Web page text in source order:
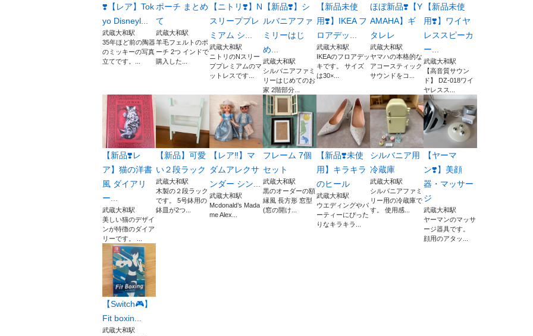
❣️【レア】Tok
yo Disneyl...
武蔵大和駅
35年ほど前の陶器
のミッキーの写真
立てです。...
ポーチ まとめ
て
武蔵大和駅
羊毛フェルトのポ
ーチ 2つ インドで
購入した...
【ニトリ❣️】N
スリーププレ
ミアム シ...
武蔵大和駅
ニトリのNスリー
ププレミアムのマ
ットレスです...
【新品❣️】シ
ルバニアファ
ミリーはじ
め...
武蔵大和駅
シルバニアファミ
リーはじめてのお
家 2階部分...
【新品未使
用❣️】IKEA フ
ロアデッ...
武蔵大和駅
IKEAのフロアデッ
キです。 サイズ
は30×...
ほぼ新品❣️【Y
AMAHA】ギ
タレレ
武蔵大和駅
ヤマハの本格的な
アコースティック
サウンドをコ...
【新品未使
用❣️】ワイヤ
レススピーカ
ー...
武蔵大和駅
【高音質サウン
ド】 DZ-018ワイ
ヤレスス...
【新品❣️レ
ア】猫の洋書
風 ダイアリ
ー...
武蔵大和駅
美しい猫のデザイ
ンが特徴のダイア
リーです。 ...
【新品】可愛
い２段ラック
武蔵大和駅
木製の２段ラック
です。 5号鉢用の
鉢皿が2つ...
【レア‼️】マ
ダムアレクサ
ンダー シン...
武蔵大和駅
Mcdonald’s Mada
me Alex...
フレーム 7個
セット
武蔵大和駅
黒のオーダーの額
縁風 長方形 窓型
(窓の開け...
【新品❣️未使
用】キラキラ
のヒール
武蔵大和駅
ウエディングやパ
ーティーにぴった
りなキラキラ...
シルバニア用
冷蔵庫
武蔵大和駅
シルバニアファミ
リー用の冷蔵庫で
す。 使用感...
【ヤーマ
ン❣️】美顔
器・マッサー
ジ
武蔵大和駅
ヤーマンのマッサ
ージ器具です。
顔用のアタッ...
【Switch🎮】
Fit boxin...
武蔵大和駅